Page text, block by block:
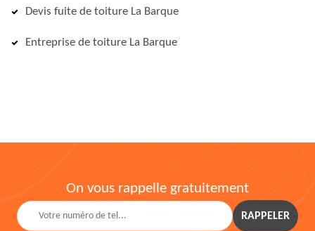
Devis fuite de toiture La Barque
Entreprise de toiture La Barque
On vous rappelle gratuitement